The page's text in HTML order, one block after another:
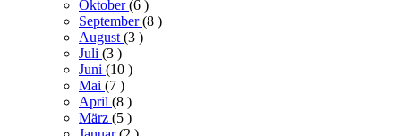
Oktober(6 )
September(8 )
August(3 )
Juli (3 )
Juni (10 )
Mai (7 )
April (8 )
März (5 )